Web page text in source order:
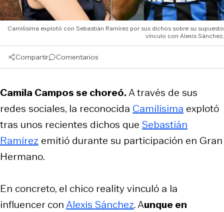
Camilísima explotó con Sebastián Ramírez por sus dichos sobre su supuesto
vínculo con Alexis Sánchez.
Compartir Comentarios
Camila Campos se choreó.A través de sus
redes sociales, la reconocida Camilísima explotó
tras unos recientes dichos que Sebastián
Ramírez emitió durante su participación en Gran
Hermano.
En concreto, el chico reality vinculó a la
influencer conAlexis Sánchez. Aunque en